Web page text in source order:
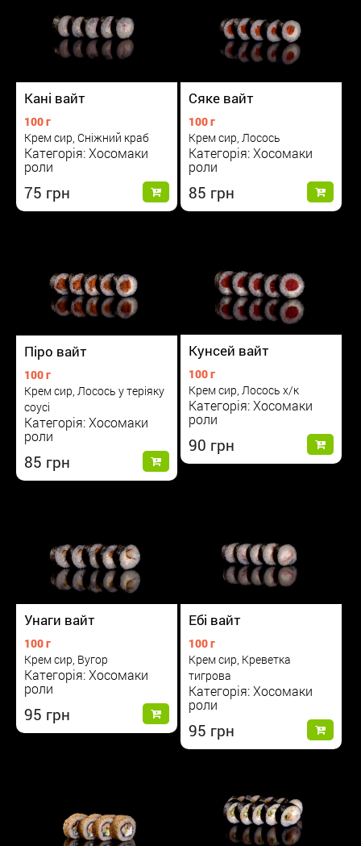
Кані вайт
100 г
Крем сир, Сніжний краб
Категорія: Хосомаки
роли
75
Сяке вайт
100 г
Крем сир, Лосось
Категорія: Хосомаки
роли
85
Піро вайт
100 г
Крем сир, Лосось у теріяку
соусі
Категорія: Хосомаки
роли
85
Кунсей вайт
100 г
Крем сир, Лосось х/к
Категорія: Хосомаки
роли
90
Унаги вайт
100 г
Крем сир, Вугор
Категорія: Хосомаки
роли
95
Ебі вайт
100 г
Крем сир, Креветка
тигрова
Категорія: Хосомаки
роли
95